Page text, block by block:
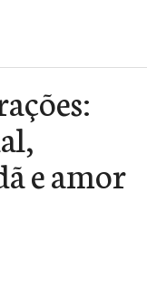
e amor